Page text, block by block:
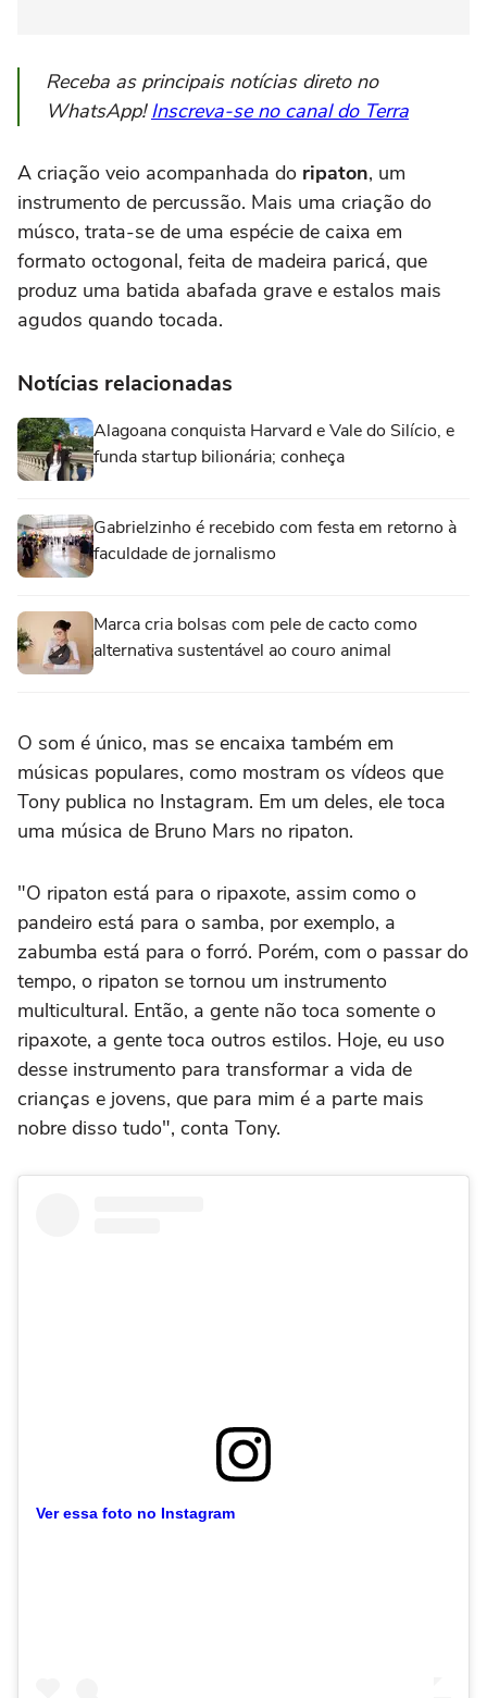
Receba as principais notícias direto no
WhatsApp!Inscreva-se no canal do Terra
A criação veio acompanhada do ripaton, um
instrumento de percussão. Mais uma criação do
músco, trata-se de uma espécie de caixa em
formato octogonal, feita de madeira paricá, que
produz uma batida abafada grave e estalos mais
agudos quando tocada.
Notícias relacionadas
Alagoana conquista Harvard e Vale do Silício, e
funda startup bilionária; conheça
Gabrielzinho é recebido com festa em retorno à
faculdade de jornalismo
Marca cria bolsas com pele de cacto como
alternativa sustentável ao couro animal
O som é único, mas se encaixa também em
músicas populares, como mostram os vídeos que
Tony publica no Instagram. Em um deles, ele toca
uma música de Bruno Mars no ripaton.
"O ripaton está para o ripaxote, assim como o
pandeiro está para o samba, por exemplo, a
zabumba está para o forró. Porém, com o passar do
tempo, o ripaton se tornou um instrumento
multicultural. Então, a gente não toca somente o
ripaxote, a gente toca outros estilos. Hoje, eu uso
desse instrumento para transformar a vida de
crianças e jovens, que para mim é a parte mais
nobre disso tudo", conta Tony.
Ver essa foto no Instagram